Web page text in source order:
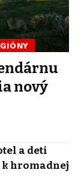
nový
a deti
hromadnej